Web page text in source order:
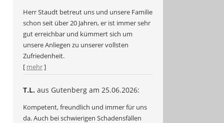
Herr Staudt betreut uns und unsere Familie
schon seit über 20 Jahren, er ist immer sehr
gut erreichbar und kümmert sich um
unsere Anliegen zu unserer vollsten
Zufriedenheit.
[ mehr]
T.L. aus Gutenberg am 25.06.2026:
Kompetent, freundlich und immer für uns
da. Auch bei schwierigen Schadensfällen